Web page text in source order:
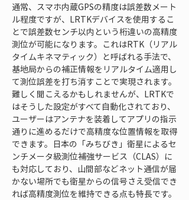
通常、スマホ内蔵GPSの精度は誤差数メート
ル程度ですが、LRTKデバイスを使用するこ
とで誤差数センチ以内という桁違いの高精度
測位が可能になります。これはRTK（リアル
タイムキネマティック）と呼ばれる手法で、
基地局からの補正情報をリアルタイム適用し
て測位誤差を打ち消すことで実現されます。
難しく聞こえるかもしれませんが、LRTKで
はそうした設定がすべて自動化されており、
ユーザーはアンテナを装着してアプリの指示
通りに進めるだけで高精度な位置情報を取得
できます。日本の「みちびき」衛星によるセ
ンチメータ級測位補強サービス（CLAS）に
も対応しており、山間部などネット通信が届
かない場所でも衛星からの信号さえ受信でき
れば高精度測位を維持できる点も特長です。